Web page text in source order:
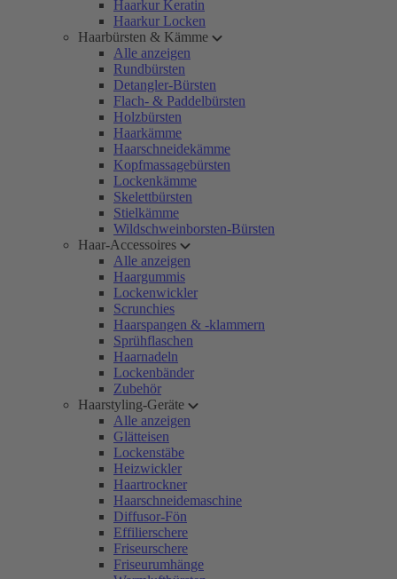
Haarkur Keratin
Haarkur Locken
Haarbürsten & Kämme
Alle anzeigen
Rundbürsten
Detangler-Bürsten
Flach- & Paddelbürsten
Holzbürsten
Haarkämme
Haarschneidekämme
Kopfmassagebürsten
Lockenkämme
Skelettbürsten
Stielkämme
Wildschweinborsten-Bürsten
Haar-Accessoires
Alle anzeigen
Haargummis
Lockenwickler
Scrunchies
Haarspangen & -klammern
Sprühflaschen
Haarnadeln
Lockenbänder
Zubehör
Haarstyling-Geräte
Alle anzeigen
Glätteisen
Lockenstäbe
Heizwickler
Haartrockner
Haarschneidemaschine
Diffusor-Fön
Effilierschere
Friseurschere
Friseurumhänge